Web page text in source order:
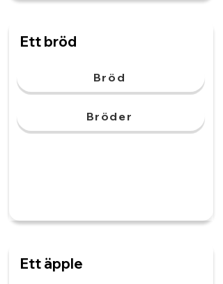
Ett bröd
Bröd
Bröder
Ett äpple